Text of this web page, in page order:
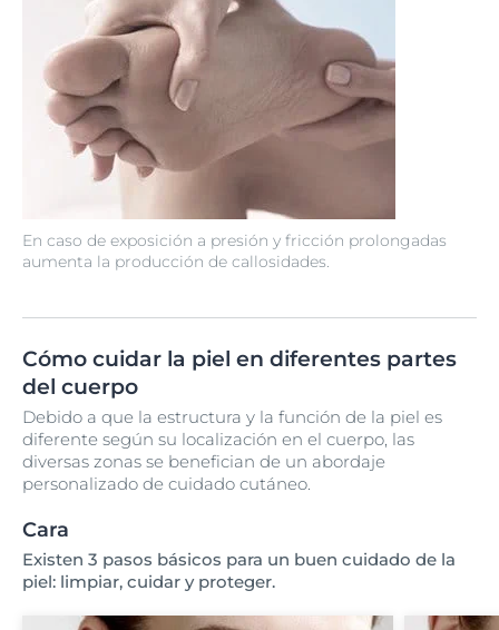
En caso de exposición a presión y fricción prolongadas
aumenta la producción de callosidades.
Cómo cuidar la piel en diferentes partes
del cuerpo
Debido a que la estructura y la función de la piel es
diferente según su localización en el cuerpo, las
diversas zonas se benefician de un abordaje
personalizado de cuidado cutáneo.
Cara
Existen 3 pasos básicos para un buen cuidado de la
piel: limpiar, cuidar y proteger.